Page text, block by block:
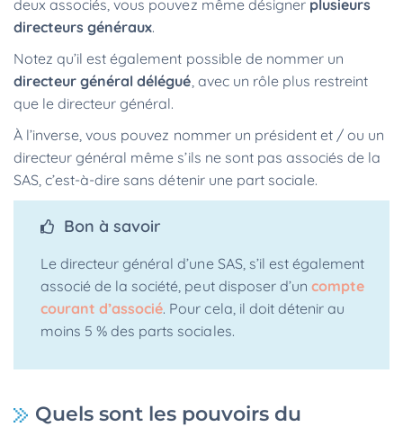
deux associés, vous pouvez même désigner plusieurs
directeurs généraux.
Notez qu’il est également possible de nommer un
directeur général délégué, avec un rôle plus restreint
que le directeur général.
À l’inverse, vous pouvez nommer un président et / ou un
directeur général même s’ils ne sont pas associés de la
SAS, c’est-à-dire sans détenir une part sociale.
Bon à savoir
Le directeur général d’une SAS, s’il est également
associé de la société, peut disposer d’un compte
courant d’associé. Pour cela, il doit détenir au
moins 5 % des parts sociales.
Quels sont les pouvoirs du